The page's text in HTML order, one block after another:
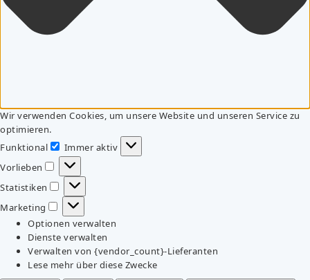
Wir verwenden Cookies, um unsere Website und unseren Service zu
optimieren.
Funktional
Funktional
Immer aktiv
Vorlieben
Vorlieben
Statistiken
Statistiken
Marketing
Marketing
Optionen verwalten
Dienste verwalten
Verwalten von {vendor_count}-Lieferanten
Lese mehr über diese Zwecke